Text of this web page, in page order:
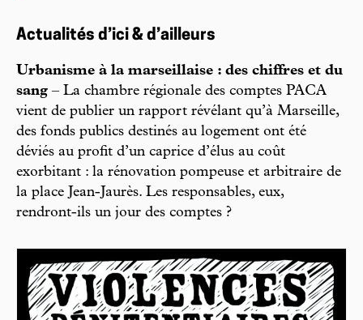
Actualités d’ici & d’ailleurs
Urbanisme à la marseillaise : des chiffres et du
sang – La chambre régionale des comptes PACA
vient de publier un rapport révélant qu’à Marseille,
des fonds publics destinés au logement ont été
déviés au profit d’un caprice d’élus au coût
exorbitant : la rénovation pompeuse et arbitraire de
la place Jean-Jaurès. Les responsables, eux,
rendront-ils un jour des comptes ?